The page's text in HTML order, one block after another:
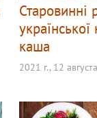
Старовинні
української
каша
2021 г., 12 августа